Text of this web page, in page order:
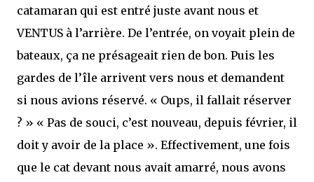
catamaran qui est entré juste avant nous et
VENTUS à l’arrière. De l’entrée, on voyait plein de
bateaux, ça ne présageait rien de bon. Puis les
gardes de l’île arrivent vers nous et demandent
si nous avions réservé. « Oups, il fallait réserver
? » « Pas de souci, c’est nouveau, depuis février, il
doit y avoir de la place ». Effectivement, une fois
que le cat devant nous avait amarré, nous avons